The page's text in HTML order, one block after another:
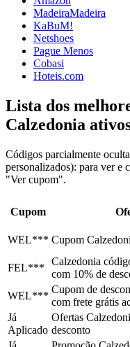
MadeiraMadeira
KaBuM!
Netshoes
Pague Menos
Cobasi
Hoteis.com
Lista dos
Calzedonia
Códigos parcialmente
personalizados): para ver e
"Ver cupom".
Cupom
WEL*** Cupom
FEL***
Calzedonia
com 10% de
WEL***
Cupom de
com frete grátis
Já
Aplicado
Ofertas
desconto